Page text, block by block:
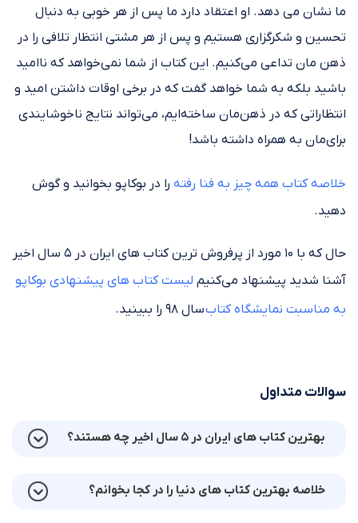
ما نشان می دهد. او اعتقاد دارد ما پس از هر خوبی به دنبال
تحسین و شکرگزاری هستیم و پس از هر مشتی انتظار تلافی را در
ذهن مان تداعی می‌کنیم. این کتاب از شما نمی‌خواهد که ناامید
باشید بلکه به شما خواهد گفت که در برخی اوقات داشتن امید و
انتظاراتی که در ذهن‌مان ساخته‌ایم، می‌تواند نتایج ناخوشایندی
برای‌مان به همراه داشته باشد!
خلاصه کتاب همه چیز به فنا رفته را در بوکاپو بخوانید و گوش
دهید.
حال که با ۱۰ مورد از پرفروش ترین کتاب های ایران در ۵ سال اخیر
آشنا شدید پیشنهاد می‌کنیم لیست کتاب های پیشنهادی بوکاپو
به مناسبت نمایشگاه کتابسال ۹۸ را ببینید.
سوالات متداول
بهترین کتاب های ایران در ۵ سال اخیر چه هستند؟
خلاصه بهترین کتاب های دنیا را در کجا بخوانم؟